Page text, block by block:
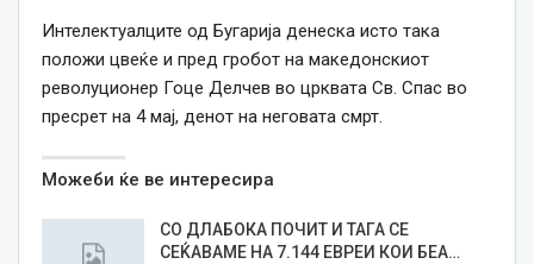
Интелектуалците од Бугарија денеска исто така
положи цвеќе и пред гробот на македонскиот
револуционер Гоце Делчев во црквата Св. Спас во
пресрет на 4 мај, денот на неговата смрт.
Можеби ќе ве интересира
СО ДЛАБОКА ПОЧИТ И ТАГА СЕ
СЕЌАВАМЕ НА 7.144 ЕВРЕИ КОИ БЕА…